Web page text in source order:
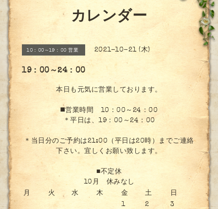
カレンダー
10：00～19：00 営業 2021-10-21 (木)
19：00～24：00
本日も元気に営業しております。
◼️営業時間 10：00～24：00
＊平日は、19：00～24：00
＊当日分のご予約は21:00（平日は20時）までご連絡
下さい。宜しくお願い致します。
■不定休
10月 休みなし
月
火 水 木 金 土
日
1
2
3